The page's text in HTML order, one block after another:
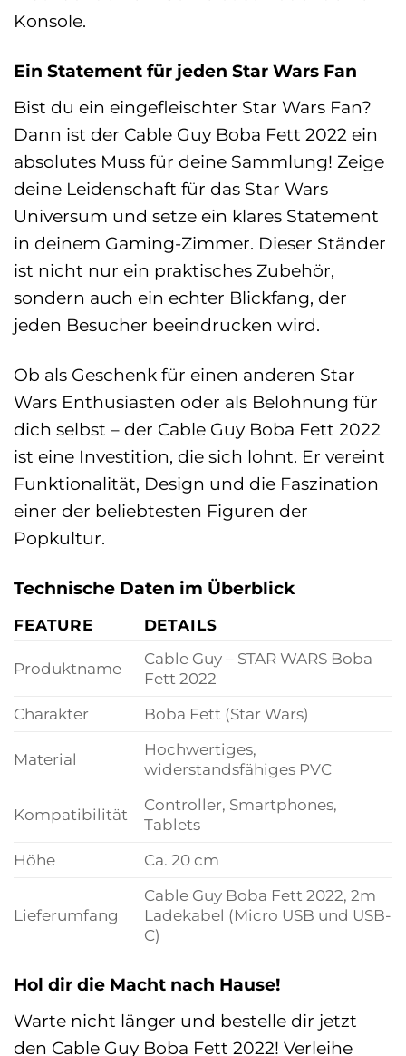
Konsole.
Ein Statement für jeden Star Wars Fan
Bist du ein eingefleischter Star Wars Fan?
Dann ist der Cable Guy Boba Fett 2022 ein
absolutes Muss für deine Sammlung! Zeige
deine Leidenschaft für das Star Wars
Universum und setze ein klares Statement
in deinem Gaming-Zimmer. Dieser Ständer
ist nicht nur ein praktisches Zubehör,
sondern auch ein echter Blickfang, der
jeden Besucher beeindrucken wird.
Ob als Geschenk für einen anderen Star
Wars Enthusiasten oder als Belohnung für
dich selbst – der Cable Guy Boba Fett 2022
ist eine Investition, die sich lohnt. Er vereint
Funktionalität, Design und die Faszination
einer der beliebtesten Figuren der
Popkultur.
Technische Daten im Überblick
FEATURE DETAILS
Produktname
Cable Guy – STAR WARS Boba
Fett 2022
Charakter
Boba Fett (Star Wars)
Material
Hochwertiges,
widerstandsfähiges PVC
Kompatibilität
Controller, Smartphones,
Tablets
Höhe
Ca. 20 cm
Lieferumfang
Cable Guy Boba Fett 2022, 2m
Ladekabel (Micro USB und USB-
C)
Hol dir die Macht nach Hause!
Warte nicht länger und bestelle dir jetzt
den Cable Guy Boba Fett 2022! Verleihe